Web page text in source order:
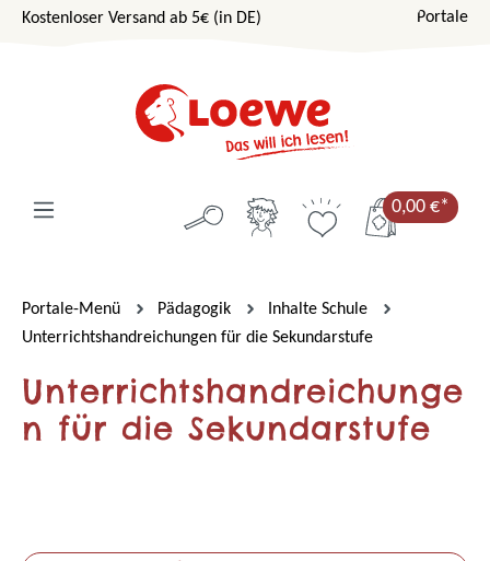
Zum Hauptinhalt springen
Kostenloser Versand ab 5€ (in DE) Portale
0,00 €*
Portale-Menü Pädagogik
Inhalte Schule
Unterrichtshandreichungen für die Sekundarstufe
Unterrichtshandreichunge
n für die Sekundarstufe